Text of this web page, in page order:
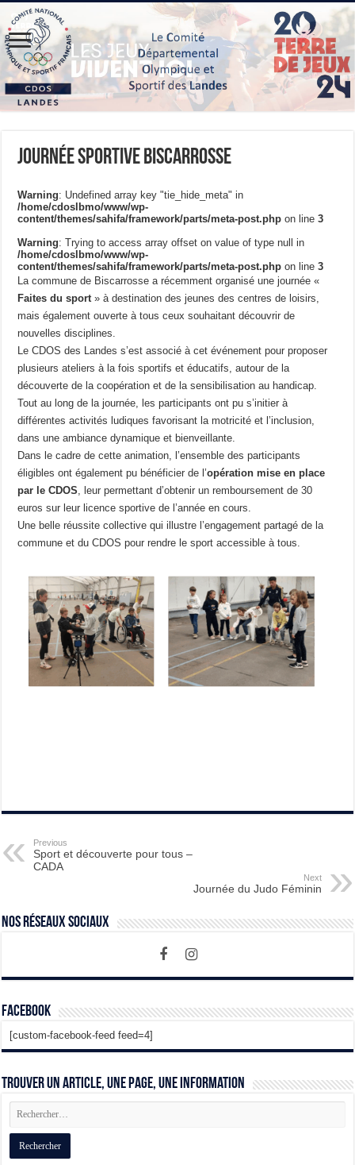
Journée sportive Biscarrosse
Warning: Undefined array key "tie_hide_meta" in
/home/cdoslbmo/www/wp-
content/themes/sahifa/framework/parts/meta-post.php on line3
Warning: Trying to access array offset on value of type null in
/home/cdoslbmo/www/wp-
content/themes/sahifa/framework/parts/meta-post.php on line3
La commune de Biscarrosse a récemment organisé une journée «
Faites du sport» à destination des jeunes des centres de loisirs,
mais également ouverte à tous ceux souhaitant découvrir de
nouvelles disciplines.
Le CDOS des Landes s’est associé à cet événement pour proposer
plusieurs ateliers à la fois sportifs et éducatifs, autour de la
découverte de la coopération et de la sensibilisation au handicap.
Tout au long de la journée, les participants ont pu s’initier à
différentes activités ludiques favorisant la motricité et l’inclusion,
dans une ambiance dynamique et bienveillante.
Dans le cadre de cette animation, l’ensemble des participants
éligibles ont également pu bénéficier de l’opération mise en place
par le CDOS, leur permettant d’obtenir un remboursement de 30
euros sur leur licence sportive de l’année en cours.
Une belle réussite collective qui illustre l’engagement partagé de la
commune et du CDOS pour rendre le sport accessible à tous.
Previous
Sport et découverte pour tous –
CADA
Next
Journée du Judo Féminin
Nos Réseaux Sociaux
Facebook
[custom-facebook-feed feed=4]
Trouver un article, une page, une information